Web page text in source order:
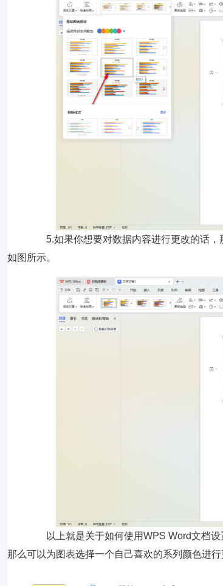
5.如果你想要对数据内容进行更改的话，
如图所示。
以上就是关于如何使用WPS Word文档设
那么可以为图表选择一个自己喜欢的系列颜色进